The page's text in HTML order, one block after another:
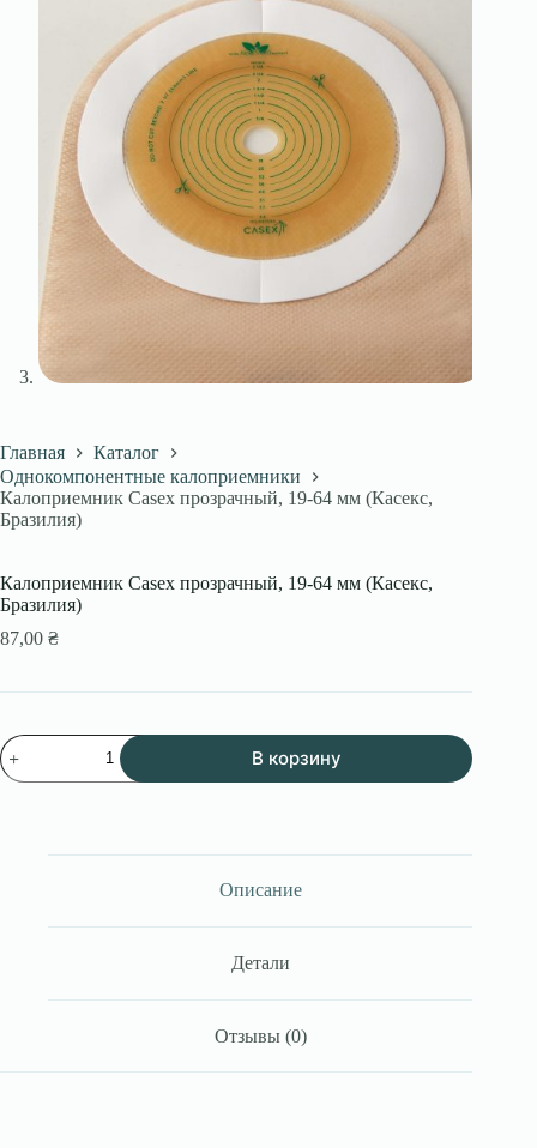
Главная
Каталог
Однокомпонентные калоприемники
Калоприемник Casex прозрачный, 19-64 мм (Касекс,
Бразилия)
Калоприемник Casex прозрачный, 19-64 мм (Касекс,
Бразилия)
87,00 ₴
Количество
товара
Калоприемник
Бразилия)
В корзину
Описание
Детали
Отзывы (0)